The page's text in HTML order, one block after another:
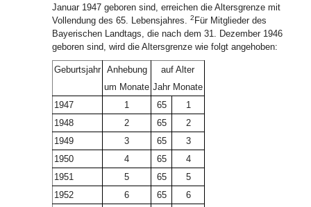
Januar 1947 geboren sind, erreichen die Altersgrenze mit
Vollendung des 65. Lebensjahres. 2 Für Mitglieder des
Bayerischen Landtags, die nach dem 31. Dezember 1946
geboren sind, wird die Altersgrenze wie folgt angehoben:
Geburtsjahr Anhebung
auf Alter
um Monate Jahr Monate
1947
1 65
1
1948
2 65
2
1949
3 65
3
1950
4 65
4
1951
5 65
5
1952
6 65
6